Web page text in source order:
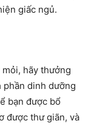
giấc ngủ.
hãy thưởng
phần dinh dưỡng
bạn được bổ
được thư giãn, và